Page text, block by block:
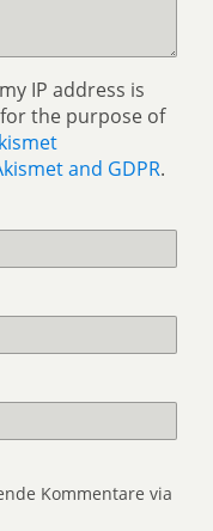
IP address is
the purpose of
and GDPR.
Kommentare via